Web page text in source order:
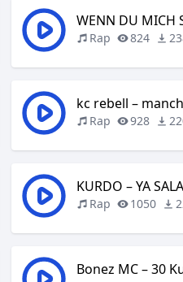
WENN DU MICH
Rap 824
kc rebell –
Rap 928
KURDO – YA
Rap 1050
Bonez MC – 30